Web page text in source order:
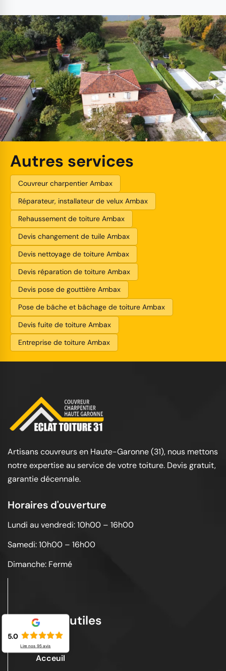
Autres services
Couvreur charpentier Ambax
Réparateur, installateur de velux Ambax
Rehaussement de toiture Ambax
Devis changement de tuile Ambax
Devis nettoyage de toiture Ambax
Devis réparation de toiture Ambax
Devis pose de gouttière Ambax
Pose de bâche et bâchage de toiture Ambax
Devis fuite de toiture Ambax
Entreprise de toiture Ambax
Artisans couvreurs en Haute-Garonne (31), nous mettons
notre expertise au service de votre toiture. Devis gratuit,
garantie décennale.
Horaires d'ouverture
Lundi au vendredi: 10h00 – 16h00
Samedi: 10h00 – 16h00
Dimanche: Fermé
Liens utiles
Acceuil
5.0
Lire nos 95avis